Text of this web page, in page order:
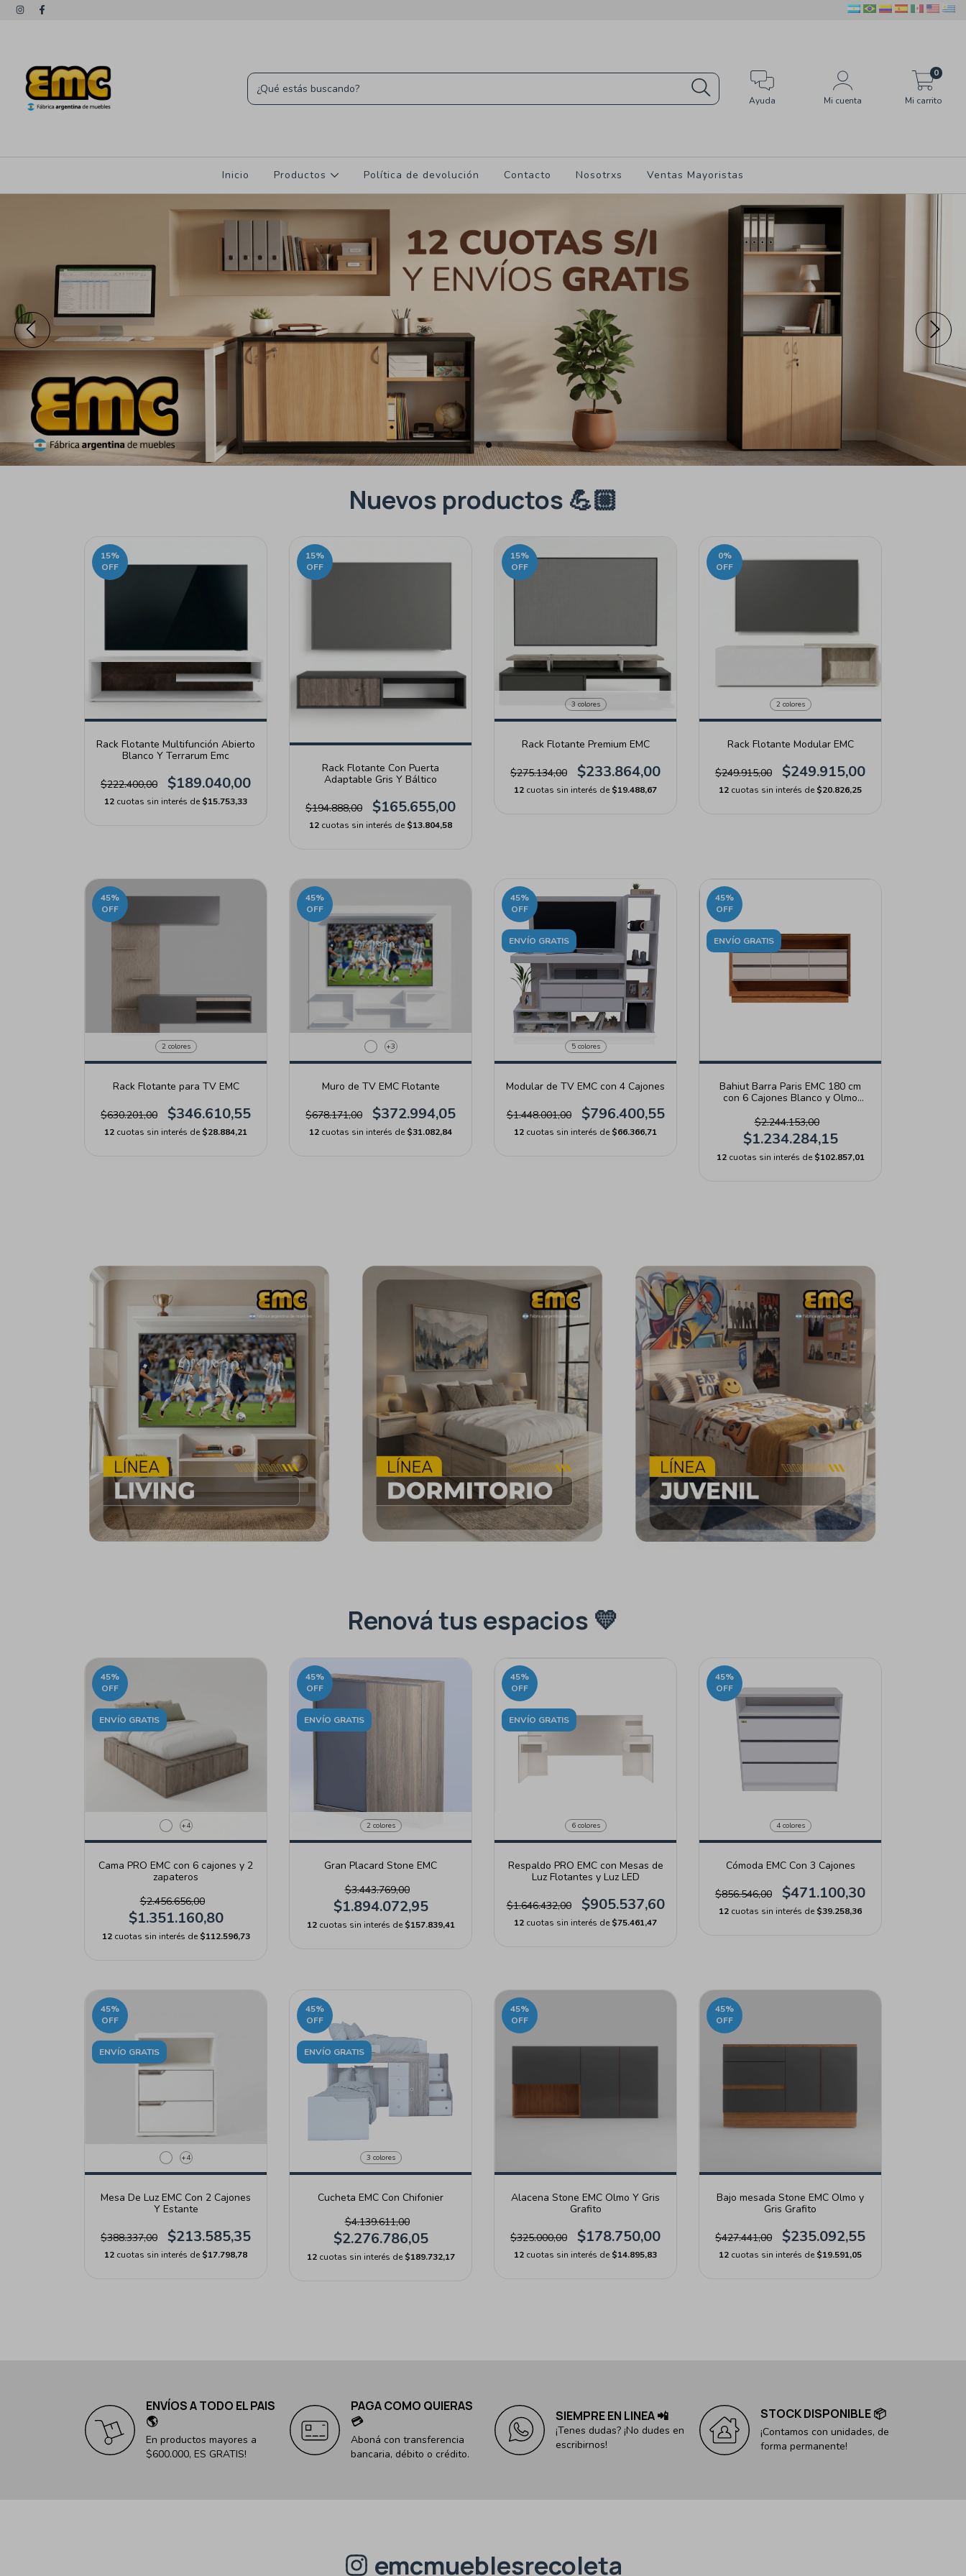
Ayuda Mi cuenta Mi carrito
0
Inicio Productos Política de devolución Contacto Nosotrxs Ventas Mayoristas
Nuevos productos 💪🏼
15%
OFF
Rack Flotante Multifunción Abierto
Blanco Y Terrarum Emc
$222.400,00 $189.040,00
12 cuotas sin interés de $15.753,33
15%
OFF
Rack Flotante Con Puerta
Adaptable Gris Y Báltico
$194.888,00 $165.655,00
12 cuotas sin interés de $13.804,58
15%
OFF
3 colores
Rack Flotante Premium EMC
$275.134,00 $233.864,00
12 cuotas sin interés de $19.488,67
0%
OFF
2 colores
Rack Flotante Modular EMC
$249.915,00 $249.915,00
12 cuotas sin interés de $20.826,25
45%
OFF
2 colores
Rack Flotante para TV EMC
$630.201,00 $346.610,55
12 cuotas sin interés de $28.884,21
45%
OFF
+3
Muro de TV EMC Flotante
$678.171,00 $372.994,05
12 cuotas sin interés de $31.082,84
45%
OFF
ENVÍO GRATIS
5 colores
Modular de TV EMC con 4 Cajones
$1.448.001,00 $796.400,55
12 cuotas sin interés de $66.366,71
45%
OFF
ENVÍO GRATIS
Bahiut Barra Paris EMC 180 cm
con 6 Cajones Blanco y Olmo
$2.244.153,00
$1.234.284,15
12 cuotas sin interés de $102.857,01
Renová tus espacios 💛
45%
OFF
ENVÍO GRATIS
+4
Cama PRO EMC con 6 cajones y 2
zapateros
$2.456.656,00
$1.351.160,80
12 cuotas sin interés de $112.596,73
45%
OFF
ENVÍO GRATIS
2 colores
Gran Placard Stone EMC
$3.443.769,00
$1.894.072,95
12 cuotas sin interés de $157.839,41
45%
OFF
ENVÍO GRATIS
6 colores
Respaldo PRO EMC con Mesas de
Luz Flotantes y Luz LED
$1.646.432,00 $905.537,60
12 cuotas sin interés de $75.461,47
45%
OFF
4 colores
Cómoda EMC Con 3 Cajones
$856.546,00 $471.100,30
12 cuotas sin interés de $39.258,36
45%
OFF
ENVÍO GRATIS
+4
Mesa De Luz EMC Con 2 Cajones
Y Estante
$388.337,00 $213.585,35
12 cuotas sin interés de $17.798,78
45%
OFF
ENVÍO GRATIS
3 colores
Cucheta EMC Con Chifonier
$4.139.611,00
$2.276.786,05
12 cuotas sin interés de $189.732,17
45%
OFF
Alacena Stone EMC Olmo Y Gris
Grafito
$325.000,00 $178.750,00
12 cuotas sin interés de $14.895,83
45%
OFF
Bajo mesada Stone EMC Olmo y
Gris Grafito
$427.441,00 $235.092,55
12 cuotas sin interés de $19.591,05
ENVÍOS A TODO EL PAIS
🌎
En productos mayores a
$600.000, ES GRATIS!
PAGA COMO QUIERAS
💳
Aboná con transferencia
bancaria, débito o crédito.
SIEMPRE EN LINEA 📲
¡Tenes dudas? ¡No dudes en
escribirnos!
STOCK DISPONIBLE 📦
¡Contamos con unidades, de
forma permanente!
emcmueblesrecoleta